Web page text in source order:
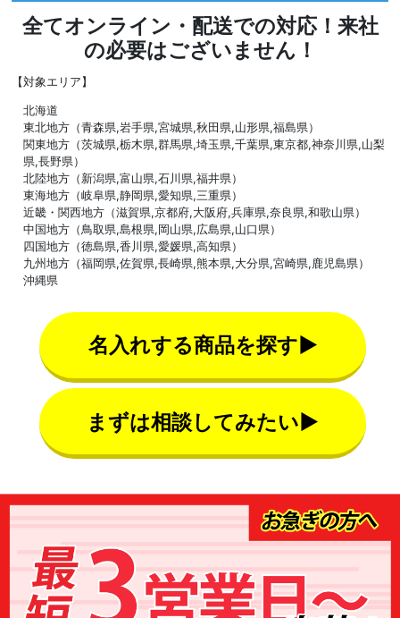
全てオンライン・配送での対応！来社
の必要はございません！
【対象エリア】
北海道
東北地方（青森県,岩手県,宮城県,秋田県,山形県,福島県）
関東地方（茨城県,栃木県,群馬県,埼玉県,千葉県,東京都,神奈川県,山梨
県,長野県）
北陸地方（新潟県,富山県,石川県,福井県）
東海地方（岐阜県,静岡県,愛知県,三重県）
近畿・関西地方（滋賀県,京都府,大阪府,兵庫県,奈良県,和歌山県）
中国地方（鳥取県,島根県,岡山県,広島県,山口県）
四国地方（徳島県,香川県,愛媛県,高知県）
九州地方（福岡県,佐賀県,長崎県,熊本県,大分県,宮崎県,鹿児島県）
沖縄県
名入れする商品を探す▶
まずは相談してみたい▶